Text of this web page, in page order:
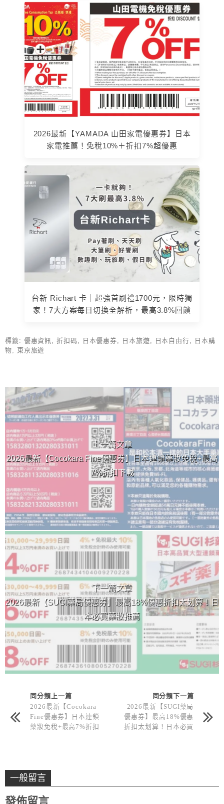
2026最新【YAMADA 山田家電優惠券】日本
家電推薦！免稅10%＋折扣7%超優惠
台新 Richart 卡｜超強首刷禮1700元，限時獨
家！7大方案每日切換全解析，最高3.8%回饋
標籤: 優惠資訊,折扣碼, 日本優惠券, 日本旅遊, 日本自由行,
日本購
物, 東京旅遊
上 / 下一篇文章
上一篇文章
2026最新【Cocokara Fine優惠券】日本連鎖藥妝免稅+最高
7%折扣下載
下一篇文章
2026最新【SUGI藥局優惠券】最高18%優惠折扣太划算！日
本必買藥妝推薦
同分類上一篇
2026最新【Cocokara
Fine優惠券】日本連鎖
藥妝免稅+最高7%折扣
同分類下一篇
2026最新【SUGI藥局
優惠券】最高18%優惠
折扣太划算！日本必買
一般留言
發佈留言